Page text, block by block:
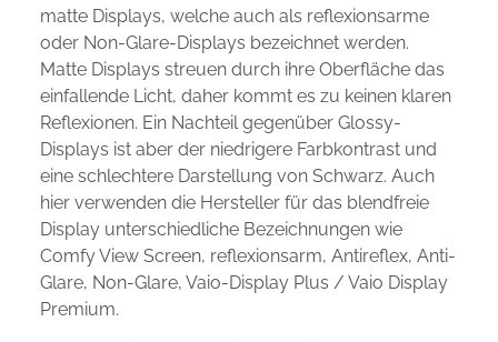
matte Displays, welche auch als reflexionsarme
oder Non-Glare-Displays bezeichnet werden.
Matte Displays streuen durch ihre Oberfläche das
einfallende Licht, daher kommt es zu keinen klaren
Reflexionen. Ein Nachteil gegenüber Glossy-
Displays ist aber der niedrigere Farbkontrast und
eine schlechtere Darstellung von Schwarz. Auch
hier verwenden die Hersteller für das blendfreie
Display unterschiedliche Bezeichnungen wie
Comfy View Screen, reflexionsarm, Antireflex, Anti-
Glare, Non-Glare, Vaio-Display Plus / Vaio Display
Premium.